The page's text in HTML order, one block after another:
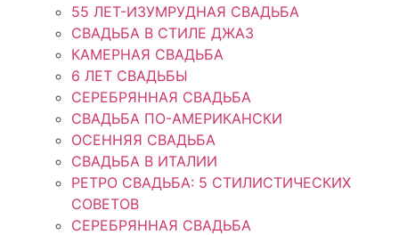
55 ЛЕТ-ИЗУМРУДНАЯ СВАДЬБА
СВАДЬБА В СТИЛЕ ДЖАЗ
КАМЕРНАЯ СВАДЬБА
6 ЛЕТ СВАДЬБЫ
СЕРЕБРЯННАЯ СВАДЬБА
СВАДЬБА ПО-АМЕРИКАНСКИ
ОСЕННЯЯ СВАДЬБА
СВАДЬБА В ИТАЛИИ
РЕТРО СВАДЬБА: 5 СТИЛИСТИЧЕСКИХ
СОВЕТОВ
СЕРЕБРЯННАЯ СВАДЬБА